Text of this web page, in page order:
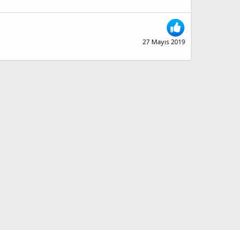
27 Mayıs 2019